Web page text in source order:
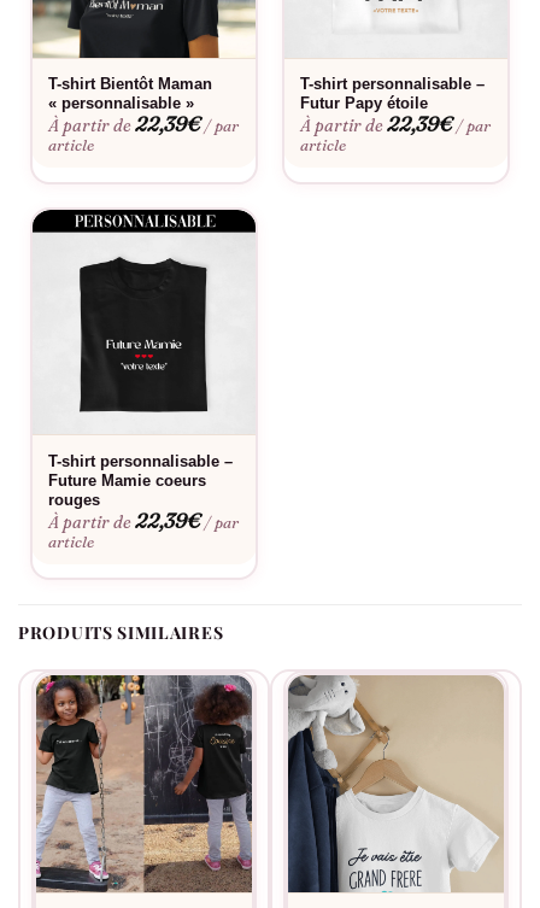
monde entier grâce au t-shirt « Parfois, il faut savoir lire entre
les lignes, je vais être maman ». Commandez dès maintenant
sur Assortis Moi et préparez-vous à vivre cette incroyable
aventure avec style et humour!
T-shirt Bientôt Maman
« personnalisable »
À partir de22,39€ / par
article
T-shirt personnalisable –
Futur Papy étoile
À partir de22,39€ / par
article
T-shirt personnalisable –
Future Mamie coeurs
rouges
À partir de22,39€ / par
article
PRODUITS SIMILAIRES